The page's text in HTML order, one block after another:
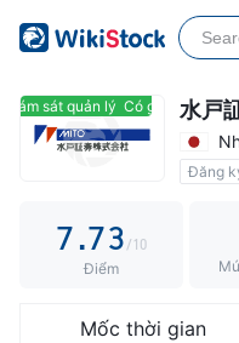
sát quản lý Có giám sát quản
水戸
2
4
5
7.
2
4
5
7
8
9
0
1
3
4
5
/10
Điểm
Mốc thời gian